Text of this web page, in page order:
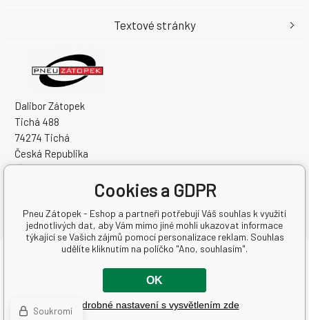
Dalibor Zátopek
Tichá 488
74274 Tichá
Česká Republika
IČO: 63724383
DIČ: CZ7504094994
Textové stránky
Všechna práva vyhrazena.
Internetové obchodyawww stránky:BINARGON.cz
stránek
Cookies a GDPR
Pneu Zátopek - Eshop a partneři potřebují Váš souhlas k využití
jednotlivých dat, aby Vám mimo jiné mohli ukazovat informace
týkající se Vašich zájmů pomocí personalizace reklam. Souhlas
udělíte kliknutím na políčko "Ano, souhlasím".
OK
Podrobné nastavení s vysvětlením zde
Soukromí